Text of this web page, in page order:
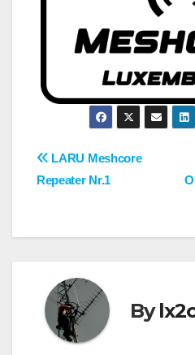
Post
navigation
LARU Meshcore
Repeater Nr.1
By